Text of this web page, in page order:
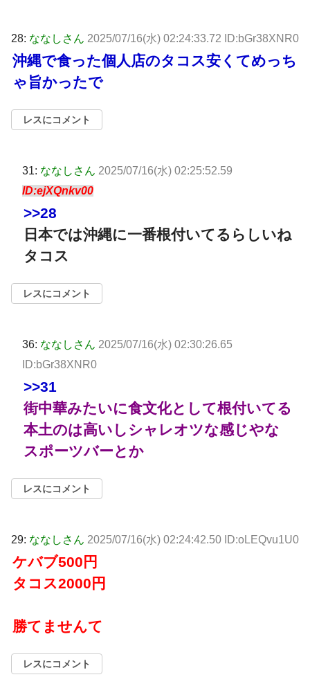
28: ななしさん 2025/07/16(水) 02:24:33.72 ID:bGr38XNR0
沖縄で食った個人店のタコス安くてめっち
ゃ旨かったで
レスにコメント
31: ななしさん 2025/07/16(水) 02:25:52.59
ID:ejXQnkv00
>>28
日本では沖縄に一番根付いてるらしいね
タコス
レスにコメント
36: ななしさん 2025/07/16(水) 02:30:26.65
ID:bGr38XNR0
>>31
街中華みたいに食文化として根付いてる
本土のは高いしシャレオツな感じやな
スポーツバーとか
レスにコメント
29: ななしさん 2025/07/16(水) 02:24:42.50 ID:oLEQvu1U0
ケバブ500円
タコス2000円
勝てませんて
レスにコメント